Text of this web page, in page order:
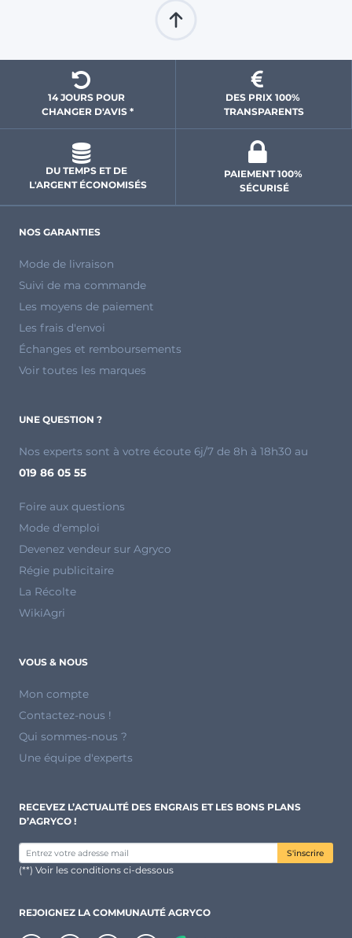
14 JOURS POUR
CHANGER D'AVIS *
DES PRIX 100%
TRANSPARENTS
DU TEMPS ET DE
L'ARGENT ÉCONOMISÉS
PAIEMENT 100%
SÉCURISÉ
NOS GARANTIES
Mode de livraison
Suivi de ma commande
Les moyens de paiement
Les frais d'envoi
Échanges et remboursements
Voir toutes les marques
UNE QUESTION ?
Nos experts sont à votre écoute 6j/7 de 8h à 18h30 au
019 86 05 55
Foire aux questions
Mode d'emploi
Devenez vendeur sur Agryco
Régie publicitaire
La Récolte
WikiAgri
VOUS & NOUS
Mon compte
Contactez-nous !
Qui sommes-nous ?
Une équipe d'experts
RECEVEZ L’ACTUALITÉ DES ENGRAIS ET LES BONS PLANS
D’AGRYCO !
S'inscrire
(**) Voir les conditions ci-dessous
REJOIGNEZ LA COMMUNAUTÉ AGRYCO